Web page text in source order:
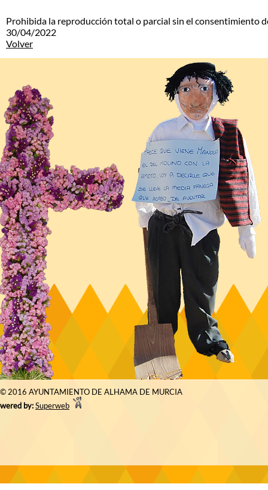
Prohibida la reproducción total o parcial sin el consentimiento
30/04/2022
Volver
© 2016 AYUNTAMIENTO DE ALHAMA DE MURCIA
by:Superweb